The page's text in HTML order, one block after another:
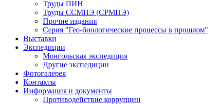
Труды ПИН
Труды ССМПЭ (СРМПЭ)
Прочие издания
Серия "Гео-биологические процессы в прошлом"
Выставки
Экспедиции
Монгольская экспедиция
Другие экспедиции
Фотогалерея
Контакты
Информация и документы
Противодействие коррупции